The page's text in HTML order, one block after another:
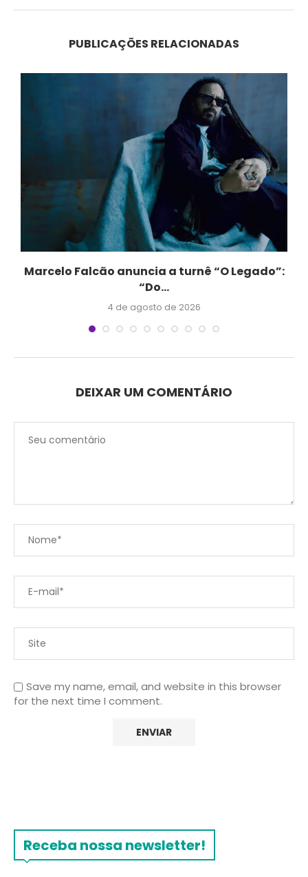
PUBLICAÇÕES RELACIONADAS
Marcelo Falcão anuncia a turnê “O Legado”:
“Do...
4 de agosto de 2026
DEIXAR UM COMENTÁRIO
Save my name, email, and website in this browser
for the next time I comment.
Receba nossa newsletter!